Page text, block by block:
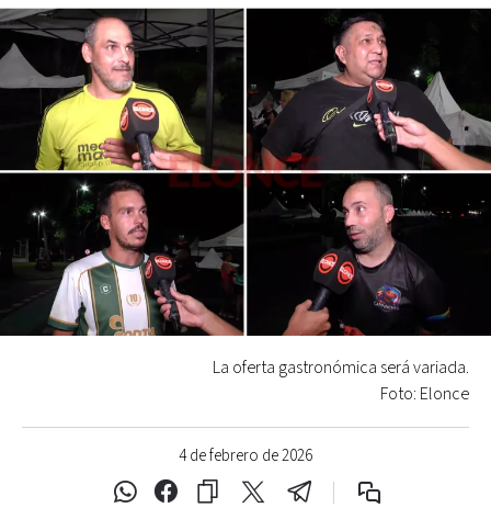
4 de febrero de 2026
La oferta gastronómica será variada.
Foto: Elonce